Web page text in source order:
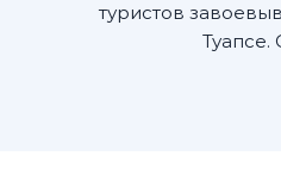
туристов
Туапсе.